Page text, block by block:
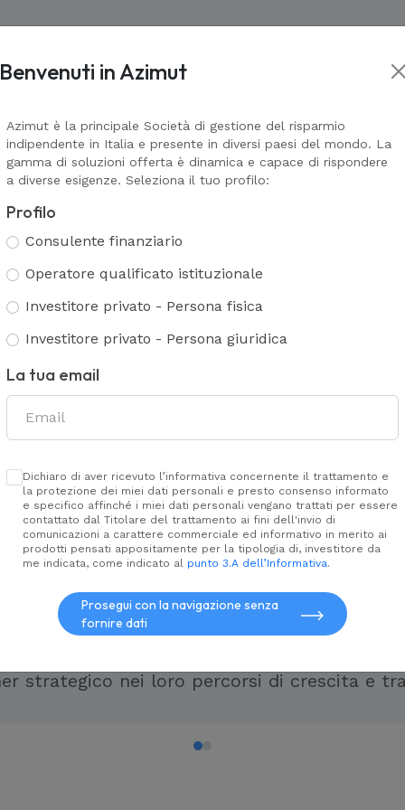
Asset management
AZ Galaxy & AZ Navigator
Azimut Life Collection
Azimut Universal
Wealth Management
Azimut Financial Insurance
Servizi di consulenza e analisi
Gestione patrimoniale
Consulenza evoluta
Corporate
Finance
istituzionale. Network
Corporate Finance è la società di
Offriamo consulenza insoluzioni di
di M&Ae accesso acapitale per la
capitale istituzionale e una forte
management del Gruppo. Supportiamo
strategico nei loro percorsi di crescita e
Benvenuti in Azimut
Azimut è la principale Società di gestione del risparmio
indipendente in Italia e presente in diversi paesi del mondo. La
gamma di soluzioni offerta è dinamica e capace di rispondere
a diverse esigenze. Seleziona il tuo profilo:
Profilo
Consulente finanziario
Operatore qualificato istituzionale
Investitore privato - Persona fisica
Investitore privato - Persona giuridica
La tua email
Dichiaro di aver ricevuto l’informativa concernente il trattamento e
la protezione dei miei dati personali e presto consenso informato
e specifico affinché i miei dati personali vengano trattati per essere
contattato dal Titolare del trattamento ai fini dell'invio di
comunicazioni a carattere commerciale ed informativo in merito ai
prodotti pensati appositamente per la tipologia di, investitore da
me indicata, come indicato al punto 3.A dell’Informativa.
Prosegui con la navigazione senza
fornire dati